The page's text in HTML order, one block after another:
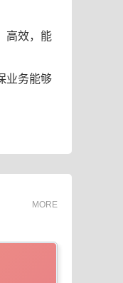
高效，能
业务能够
MORE